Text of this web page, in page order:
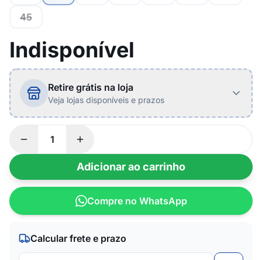
45
Indisponível
Retire grátis na loja
Veja lojas disponíveis e prazos
Adicionar ao carrinho
Compre no WhatsApp
Calcular frete e prazo